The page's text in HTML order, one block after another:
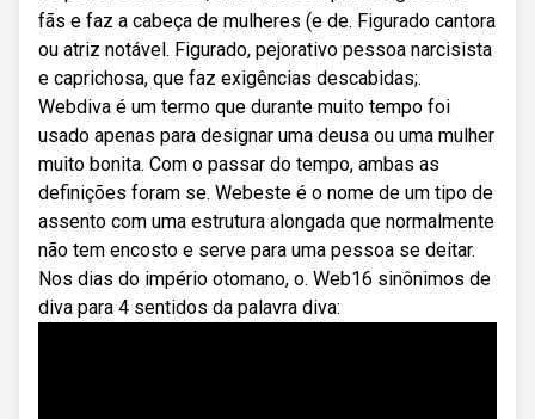
fãs e faz a cabeça de mulheres (e de. Figurado cantora
ou atriz notável. Figurado, pejorativo pessoa narcisista
e caprichosa, que faz exigências descabidas;.
Webdiva é um termo que durante muito tempo foi
usado apenas para designar uma deusa ou uma mulher
muito bonita. Com o passar do tempo, ambas as
definições foram se. Webeste é o nome de um tipo de
assento com uma estrutura alongada que normalmente
não tem encosto e serve para uma pessoa se deitar.
Nos dias do império otomano, o. Web16 sinônimos de
diva para 4 sentidos da palavra diva: